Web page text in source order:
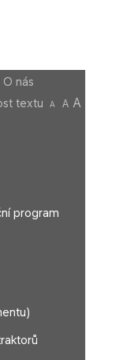
O nás
textu
A A A
program